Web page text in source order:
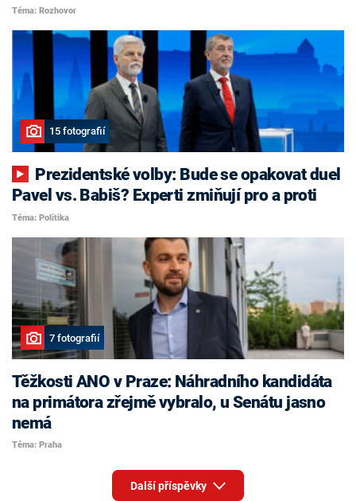
Téma: Rozhovor
15 fotografií
Pavel vs. Babiš? Experti zmiňují pro a proti
Téma: Politika
7 fotografií
Těžkosti ANO v Praze: Náhradního kandidáta
na primátora zřejmě vybralo, u Senátu jasno
nemá
Téma: Praha
Další příspěvky